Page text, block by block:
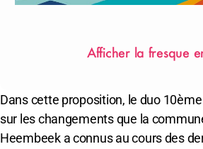
Afficher la fresque
Dans cette proposition, le duo
sur les changements que la
Heembeek a connus au cours des